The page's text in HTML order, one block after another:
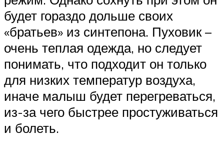
будет гораздо дольше своих
«братьев» из синтепона. Пуховик –
очень теплая одежда, но следует
понимать, что подходит он только
для низких температур воздуха,
иначе малыш будет перегреваться,
из-за чего быстрее простуживаться
и болеть.